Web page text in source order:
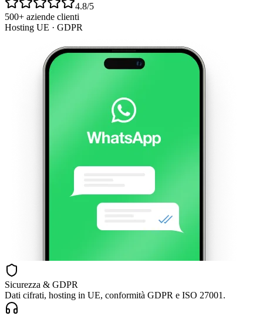
4.8/5
500+ aziende clienti
Hosting UE · GDPR
Sicurezza & GDPR
Dati cifrati, hosting in UE, conformità GDPR e ISO 27001.